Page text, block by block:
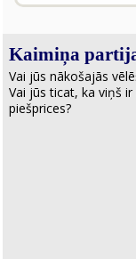
Kaimiņa
Vai jūs nākošajās
Vai jūs ticat, ka viņš
piešprices?